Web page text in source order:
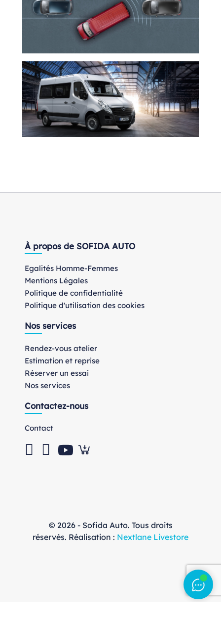
À propos de SOFIDA AUTO
Egalités Homme-Femmes
Mentions Légales
Politique de confidentialité
Politique d'utilisation des cookies
Nos services
Rendez-vous atelier
Estimation et reprise
Réserver un essai
Nos services
Contactez-nous
Contact
© 2026 - Sofida Auto. Tous droits
réservés. Réalisation : Nextlane Livestore